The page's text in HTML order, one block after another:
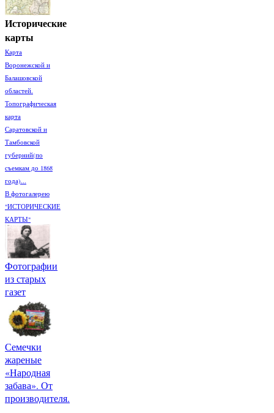
Исторические
карты
Карта
Воронежской и
Балашовской
областей.
Топографическая
карта
Саратовской и
Тамбовской
губерний(по
съемкам до 1868
года)...
В фотогалерею
"ИСТОРИЧЕСКИЕ
КАРТЫ"
Фотографии
из старых
газет
Семечки
жареные
«Народная
забава». От
производителя.